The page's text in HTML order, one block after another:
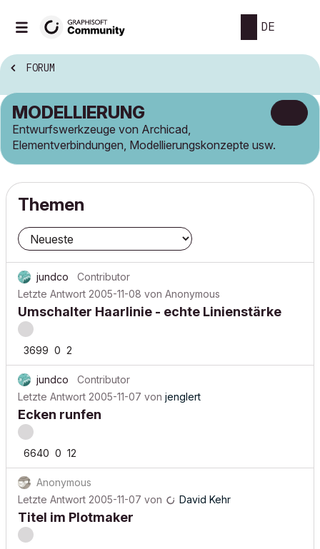
DE
FORUM
MODELLIERUNG
Entwurfswerkzeuge von Archicad,
Elementverbindungen, Modellierungskonzepte usw.
Themen
jundco
Contributor
Letzte Antwort 2005-11-08 von Anonymous
Umschalter Haarlinie - echte Linienstärke
3699 0 2
jundco
Contributor
Letzte Antwort 2005-11-07 von jenglert
Ecken runfen
6640 0 12
Anonymous
Letzte Antwort 2005-11-07 von David Kehr
Titel im Plotmaker